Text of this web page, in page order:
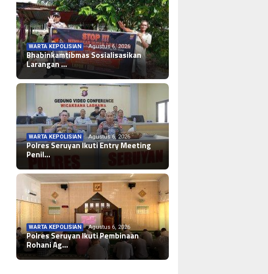
WARTA KEPOLISIAN Agustus 6, 2026
Bhabinkamtibmas Sosialisasikan
Larangan …
WARTA KEPOLISIAN Agustus 6, 2026
Polres Seruyan Ikuti Entry Meeting
Penil…
WARTA KEPOLISIAN Agustus 6, 2026
Polres Seruyan Ikuti Pembinaan
Rohani Ag…